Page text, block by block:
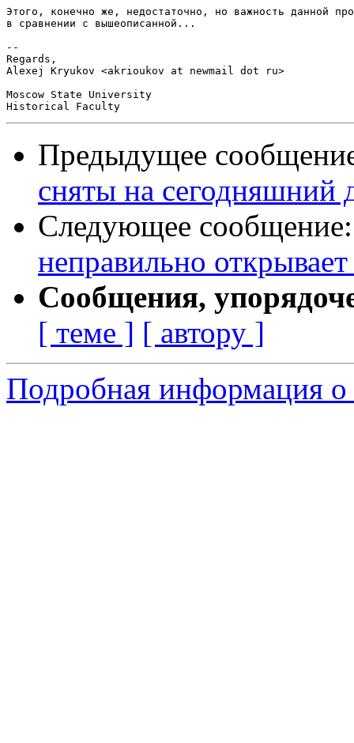
Этого, конечно же, недостаточно, но важность данной
в сравнении с вышеописанной...
--
Regards,
Alexej Kryukov <akrioukov at newmail dot ru>
Moscow State University
Предыдущее
сняты на сегодняшний
Следующее
неправильно
Сообщения,
[ теме ] [ автору ]
Подробная информация о